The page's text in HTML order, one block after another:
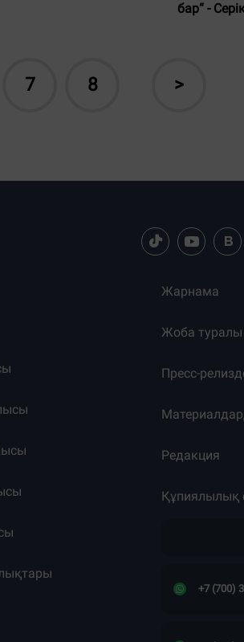
бар“ -
7 8 >
Жарнама
Жоба туралы
Пресс-
Редакция
Құпиялылық
+7 (700)